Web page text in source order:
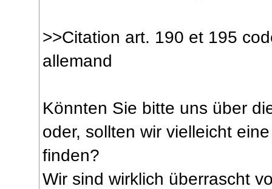
>>Citation art. 190 et 195
allemand
Könnten Sie bitte uns über
oder, sollten wir vielleicht
finden?
Wir sind wirklich überrascht